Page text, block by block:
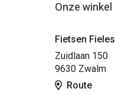
Onze winkel
Fietsen Fieles
Zuidlaan 150
9630 Zwalm
Route